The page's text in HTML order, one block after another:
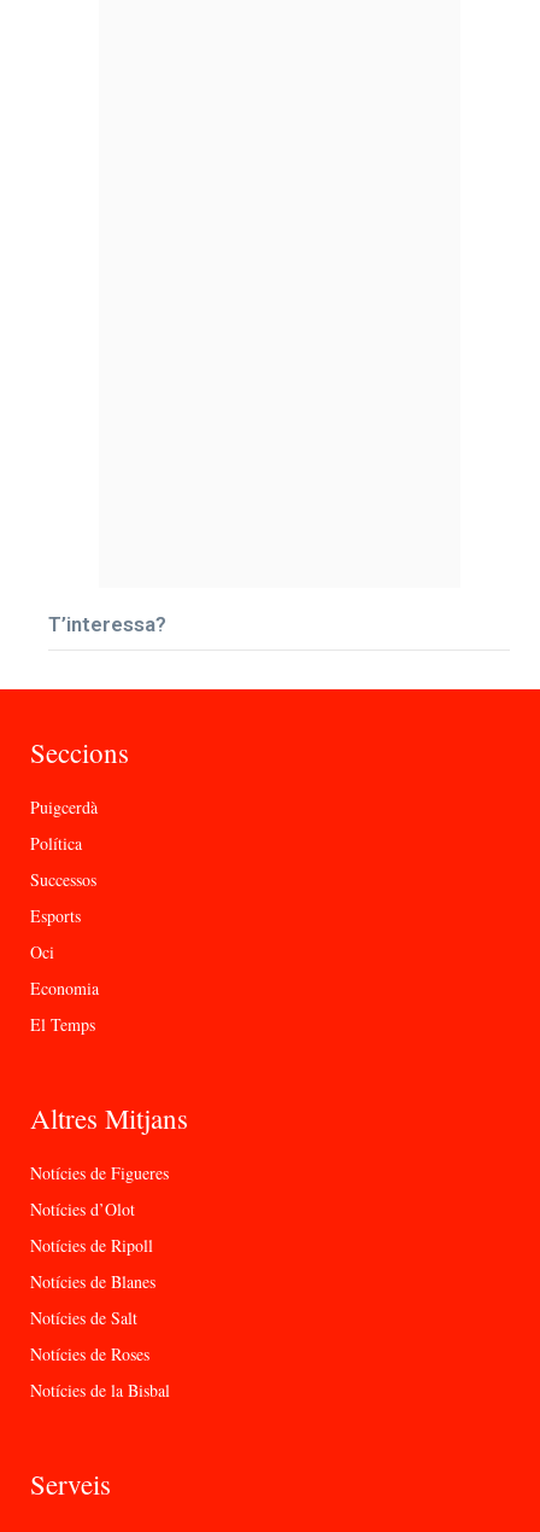
T’interessa?
Seccions
Puigcerdà
Política
Successos
Esports
Oci
Economia
El Temps
Altres Mitjans
Notícies de Figueres
Notícies d’Olot
Notícies de Ripoll
Notícies de Blanes
Notícies de Salt
Notícies de Roses
Notícies de la Bisbal
Serveis